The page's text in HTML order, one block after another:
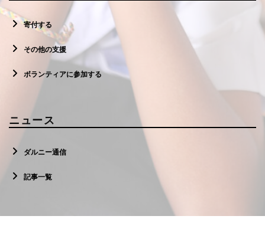
寄付する
その他の支援
ボランティアに参加する
ニュース
ダルニー通信
記事一覧